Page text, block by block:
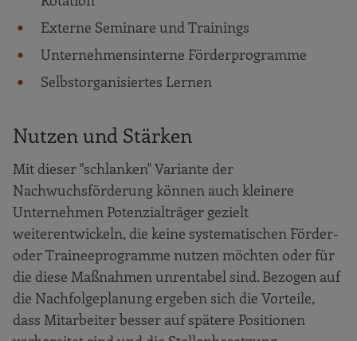
Externe Seminare und Trainings
Unternehmensinterne Förderprogramme
Selbstorganisiertes Lernen
Nutzen und Stärken
Mit dieser "schlanken" Variante der
Nachwuchsförderung können auch kleinere
Unternehmen Potenzialträger gezielt
weiterentwickeln, die keine systematischen Förder-
oder Traineeprogramme nutzen möchten oder für
die diese Maßnahmen unrentabel sind. Bezogen auf
die Nachfolgeplanung ergeben sich die Vorteile,
dass Mitarbeiter besser auf spätere Positionen